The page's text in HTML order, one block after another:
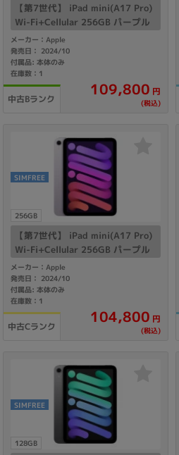
【第7世代】 iPad mini(A17 Pro)
Wi-Fi+Cellular 256GB パープル
MXPY3J/A A2995 【国内版SIM
フリー】
メーカー：Apple
発売日： 2024/10
付属品: 本体のみ
在庫数：1
中古Bランク
109,800 円
(税込)
256GB
SIMFREE
【第7世代】 iPad mini(A17 Pro)
Wi-Fi+Cellular 256GB パープル
MXPY3J/A A2995 【docomo版S
IMフリー】
メーカー：Apple
発売日： 2024/10
付属品: 本体のみ
在庫数：1
中古Cランク
104,800 円
(税込)
128GB
SIMFREE